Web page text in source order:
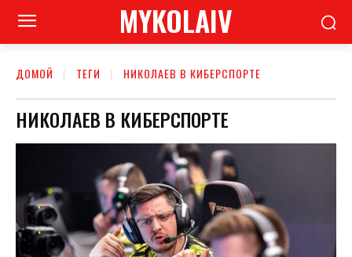
MYKOLAIV
ДОМОЙ ТЕГИ НИКОЛАЕВ В КИБЕРСПОРТЕ
НИКОЛАЕВ В КИБЕРСПОРТЕ